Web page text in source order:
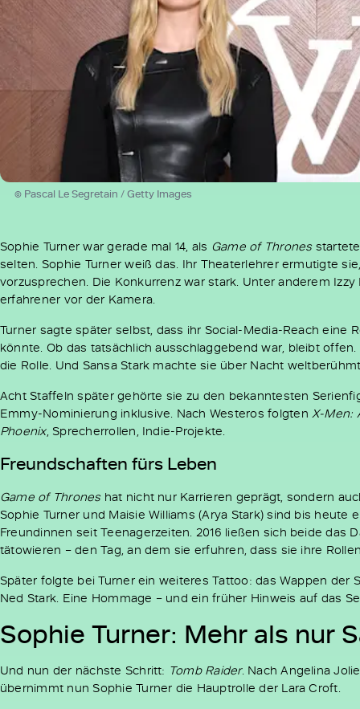
© Pascal Le Segretain / Getty Images
Sophie Turner war gerade mal 14, als Game of Thrones
selten. Sophie Turner weiß das. Ihr Theaterlehrer ermutigte
vorzusprechen. Die Konkurrenz war stark. Unter anderem
erfahrener vor der Kamera.
Turner sagte später selbst, dass ihr Social-Media-Reach eine
könnte. Ob das tatsächlich ausschlaggebend war, bleibt
die Rolle. Und Sansa Stark machte sie über Nacht
Acht Staffeln später gehörte sie zu den bekanntesten
Emmy-Nominierung inklusive. Nach Westeros folgten X-Men:
Phoenix, Sprecherrollen, Indie-Projekte.
Freundschaften fürs Leben
Game of Throneshat nicht nur Karrieren geprägt, sondern
Sophie Turner und Maisie Williams (Arya Stark) sind bis heute
Freundinnen seit Teenagerzeiten. 2016 ließen sich beide das
tätowieren – den Tag, an dem sie erfuhren, dass sie ihre
Später folgte bei Turner ein weiteres Tattoo: das Wappen der
Ned Stark. Eine Hommage – und ein früher Hinweis auf das
Sophie Turner: Mehr als nur
Und nun der nächste Schritt: Tomb Raider. Nach Angelina
übernimmt nun Sophie Turner die Hauptrolle der Lara Croft.